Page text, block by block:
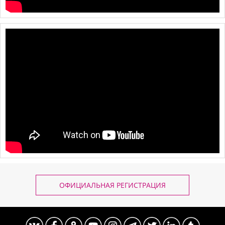
ОФИЦИАЛЬНАЯ РЕГИСТРАЦИЯ